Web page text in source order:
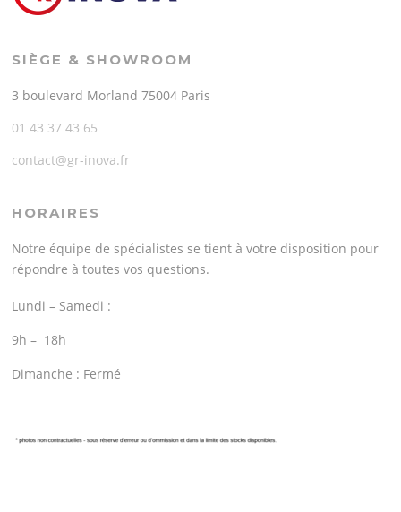
SIÈGE & SHOWROOM
3 boulevard Morland 75004 Paris
01 43 37 43 65
contact@gr-inova.fr
HORAIRES
Notre équipe de spécialistes se tient à votre disposition pour
répondre à toutes vos questions.
Lundi – Samedi :
9h – 18h
Dimanche : Fermé